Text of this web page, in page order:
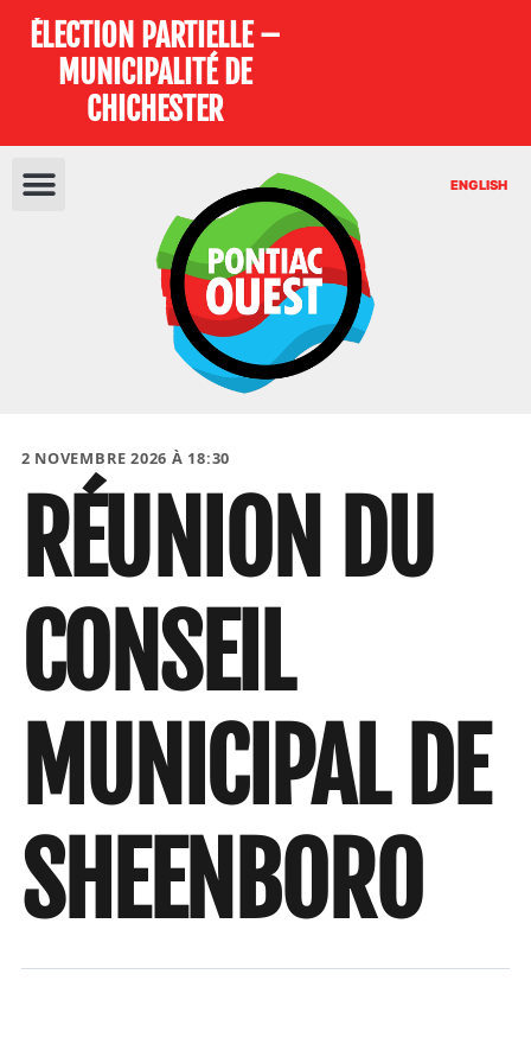
ÉLECTION PARTIELLE –
MUNICIPALITÉ DE
CHICHESTER
ENGLISH
2 NOVEMBRE 2026 À 18:30
RÉUNION DU
CONSEIL
MUNICIPAL DE
SHEENBORO